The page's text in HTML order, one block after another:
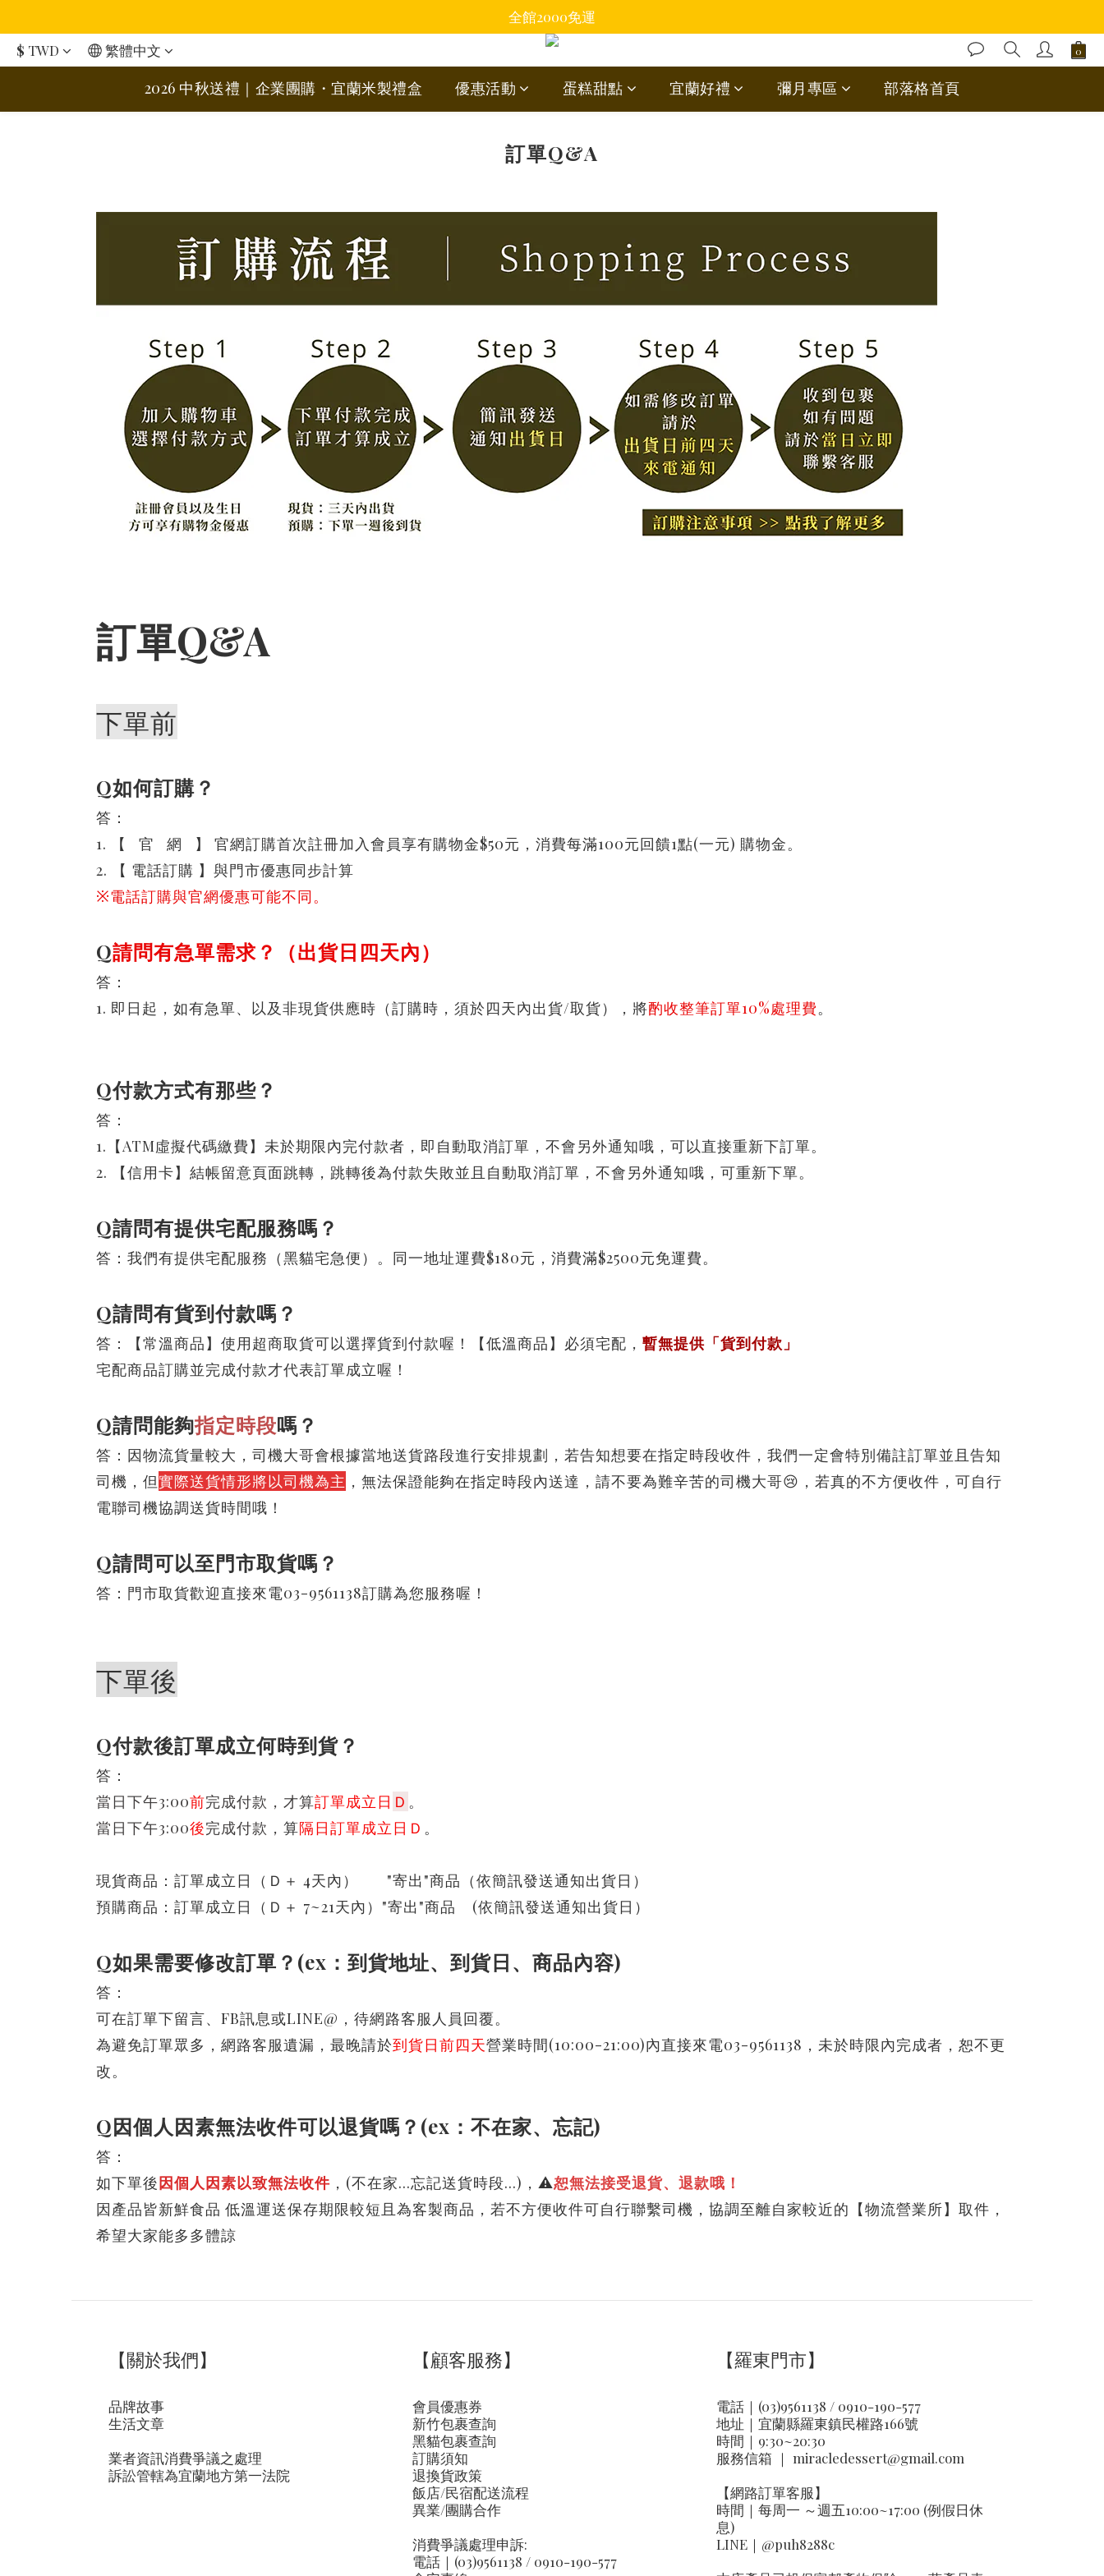
全館2000免運
$ TWD 繁體中文
2026 中秋送禮｜企業團購・宜蘭米製禮盒 優惠活動 蛋糕甜點 宜蘭好禮 彌月專區 部落格首頁
訂單Q&A
訂單Q&A
下單前
Q如何訂購？
答：
1. 【 官 網 】 官網訂購首次註冊加入會員享有購物金$50元，消費每滿100元回饋1點(一元) 購物金。
2.
【 電話訂購 】 與門市優惠同步計算
※電話訂購與官網優惠可能不同。
Q請問有急單需求？（出貨日四天內）
答：
1. 即日起，如有急單、以及非現貨供應時（訂購時，須於四天內出貨/取貨）， 將酌收整筆訂單10%處理費。
Q付款方式有那些？
答：
1.【ATM虛擬代碼繳費】未於期限內完付款者，即自動取消訂單，不會另外通知哦，可以直接重新下訂單。
2. 【信用卡】結帳留意頁面跳轉，跳轉後為付款失敗並且自動取消訂單，不會另外通知哦，可重新下單。
Q請問有提供宅配服務嗎？
答： 我們有提供宅配服務（黑貓宅急便）。同一地址運費$180元，消費滿$2500元免運費。
Q請問有貨到付款嗎？
答：【常溫商品】使用超商取貨可以選擇貨到付款喔！【低溫商品】必須宅配， 暫無提供「貨到付款」
宅配商品訂購並完成付款才代表訂單成立喔！
Q請問能夠指定時段嗎？
答：因物流貨量較大，司機大哥會根據當地送貨路段進行安排規劃，若告知想要在指定時段收件，我們一定會特別備註訂單並且告知
司機， 但實際送貨情形將以司機為主 ，無法保證能夠在指定時段內送達，請不要為難辛苦的司機大哥😢，若真的不方便收件，可自行
電聯司機協調送貨時間哦！
Q請問可以至門市取貨嗎？
答：門市取貨歡迎直接來電03-9561138訂購為您服務喔！
下單後
Q付款後訂單成立何時到貨？
答：
當日下午3:00前完成付款，才算訂單成立日 Ｄ 。
當日下午3:00後完成付款， 算隔日訂單成立日Ｄ 。
現貨商品：訂單成立日（Ｄ＋ 4天內） "寄出"商品（依簡訊發送通知出貨日）
預購商品：訂單成立日（Ｄ＋ 7~21天內）"寄出"商品 (依簡訊發送通知出貨日）
Q如果需要修改訂單？(ex：到貨地址、到貨日、商品內容)
答：
可在訂單下留言、FB訊息或LINE@，待網路客服人員回覆。
為避免訂單眾多，網路客服遺漏，最晚請於到貨日前四天營業時間(10:00-21:00)內直接來電03-9561138，未於時限內完成者，恕不更
改。
Q因個人因素無法收件可以退貨嗎？(ex：不在家、忘記)
答：
如下單後因個人因素以致無法收件 ，(不在家...忘記送貨時段...)，⚠恕無法接受退貨、退款哦！
因產品皆新鮮食品 低溫運送保存期限較短且為客製商品 ，若不方便收件可自行聯繫司機，協調至離自家較近的【物流營業所】 取件 ，
希望大家能多多體諒
【關於我們】
品牌故事
生活文章
業者資訊消費爭議之處理
訴訟管轄為宜蘭地方第一法院
【顧客服務】
會員優惠券
新竹包裹查詢
黑貓包裹查詢
訂購須知
退換貨政策
飯店/民宿配送流程
異業/團購合作
消費爭議處理申訴:
電話｜(03)9561138 / 0910-190-577
【羅東門市】
電話｜(03)9561138 / 0910-190-577
地址｜ 宜蘭縣羅東鎮民權路166號
時間｜9:30~20:30
服務信箱 ｜ miracledessert@gmail.com
【網路訂單客服】
時間｜每周一 ～週五10:00~17:00 (例假日休
息)
LINE｜ @puh8288c